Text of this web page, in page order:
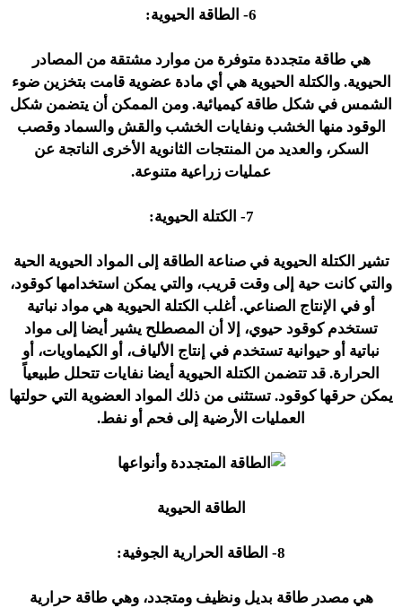
6- الطاقة الحيوية:
هي طاقة متجددة متوفرة من موارد مشتقة من المصادر
الحيوية. والكتلة الحيوية هي أي مادة عضوية قامت بتخزين ضوء
الشمس في شكل طاقة كيميائية. ومن الممكن أن يتضمن شكل
الوقود منها الخشب ونفايات الخشب والقش والسماد وقصب
السكر، والعديد من المنتجات الثانوية الأخرى الناتجة عن
عمليات زراعية متنوعة.
7- الكتلة الحيوية:
تشير الكتلة الحيوية في صناعة الطاقة إلى المواد الحيوية الحية
والتي كانت حية إلى وقت قريب، والتي يمكن استخدامها كوقود،
أو في الإنتاج الصناعي. أغلب الكتلة الحيوية هي مواد نباتية
تستخدم كوقود حيوي، إلا أن المصطلح يشير أيضا إلى مواد
نباتية أو حيوانية تستخدم في إنتاج الألياف، أو الكيماويات، أو
الحرارة. قد تتضمن الكتلة الحيوية أيضا نفايات تتحلل طبيعياً
يمكن حرقها كوقود. تستثنى من ذلك المواد العضوية التي حولتها
العمليات الأرضية إلى فحم أو نفط.
الطاقة الحيوية
8- الطاقة الحرارية الجوفية:
هي مصدر طاقة بديل ونظيف ومتجدد، وهي طاقة حرارية